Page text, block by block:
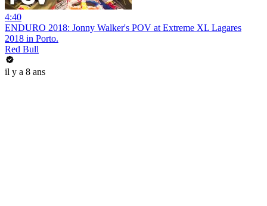
4:40
ENDURO 2018: Jonny Walker's POV at Extreme XL Lagares
2018 in Porto.
Red Bull
il y a 8 ans